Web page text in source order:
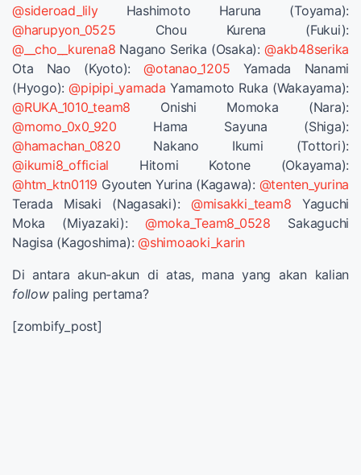
@sideroad_lilyHashimoto Haruna (Toyama):
@harupyon_0525 Chou Kurena (Fukui):
@__cho__kurena8 Nagano Serika (Osaka): @akb48serika
Ota Nao (Kyoto):@otanao_1205 Yamada Nanami
(Hyogo):@pipipi_yamada Yamamoto Ruka (Wakayama):
@RUKA_1010_team8 Onishi Momoka (Nara):
@momo_0x0_920 Hama Sayuna (Shiga):
@hamachan_0820 Nakano Ikumi (Tottori):
@ikumi8_official Hitomi Kotone (Okayama):
@htm_ktn0119 Gyouten Yurina (Kagawa): @tenten_yurina
Terada Misaki (Nagasaki): @misakki_team8 Yaguchi
Moka (Miyazaki): @moka_Team8_0528 Sakaguchi
Nagisa (Kagoshima): @shimoaoki_karin
Di antara akun-akun di atas, mana yang akan kalian
followpaling pertama?
[zombify_post]